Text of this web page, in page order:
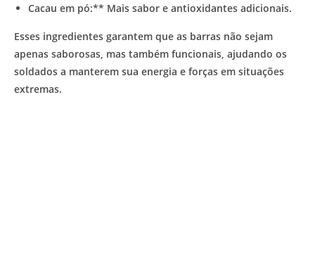
Cacau em pó:** Mais sabor e antioxidantes adicionais.
Esses ingredientes garantem que as barras não sejam
apenas saborosas, mas também funcionais, ajudando os
soldados a manterem sua energia e forças em situações
extremas.